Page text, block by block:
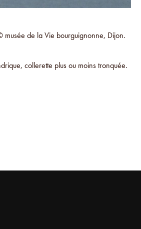
de la Vie bourguignonne, Dijon.
collerette plus ou moins tronquée.